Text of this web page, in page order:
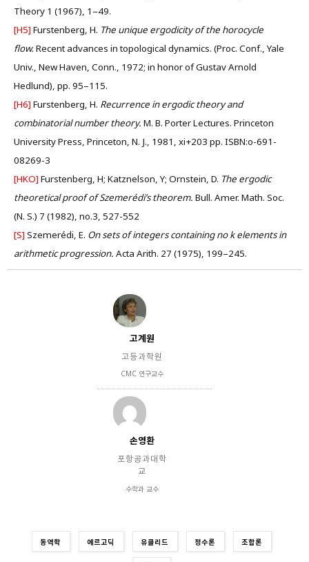
Theory 1 (1967), 1–49.
[H5] Furstenberg, H. The unique ergodicity of the horocycle
flow. Recent advances in topological dynamics. (Proc. Conf., Yale
Univ., New Haven, Conn., 1972; in honor of Gustav Arnold
Hedlund), pp. 95–115.
[H6] Furstenberg, H. Recurrence in ergodic theory and
combinatorial number theory. M. B. Porter Lectures. Princeton
University Press, Princeton, N. J., 1981, xi+203 pp. ISBN:o-691-
08269-3
[HKO] Furstenberg, H; Katznelson, Y; Ornstein, D. The ergodic
theoretical proof of Szemerédi’s theorem. Bull. Amer. Math. Soc.
(N. S.) 7 (1982), no.3, 527-552
[S] Szemerédi, E. On sets of integers containing no k elements in
arithmetic progression. Acta Arith. 27 (1975), 199–245.
고계원
고등과학원
CMC 연구교수
손영환
포항공과대학
교
수학과 교수
동역학 에르고딕 유클리드 정수론 조합론